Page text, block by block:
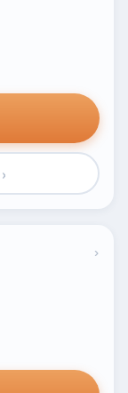
›
›